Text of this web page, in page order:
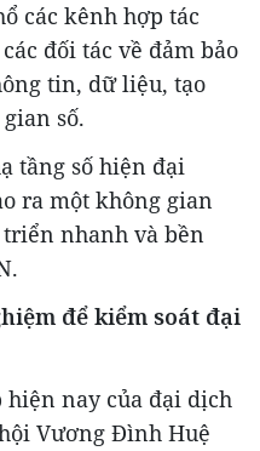
các kênh hợp tác
đối tác về đảm bảo
tin, dữ liệu, tạo
số.
tầng số hiện đại
ra một không gian
nhanh và bền
để kiểm soát đại
nay của đại dịch
Vương Đình Huệ